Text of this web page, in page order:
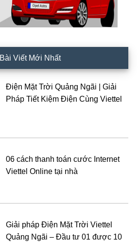
Bài Viết Mới Nhất
Điện Mặt Trời Quảng Ngãi | Giải
Pháp Tiết Kiệm Điện Cùng Viettel
06 cách thanh toán cước Internet
Viettel Online tại nhà
Giải pháp Điện Mặt Trời Viettel
Quảng Ngãi – Đầu tư 01 được 10